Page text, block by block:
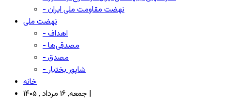
- نهضت مقاومت ملی ایران
نهضت ملی
- اهداف
- مصدقی‌ها
- مصدق
- شاپور بختیار
خانه
جمعه, ۱۶ مرداد , ۱۴۰۵ |